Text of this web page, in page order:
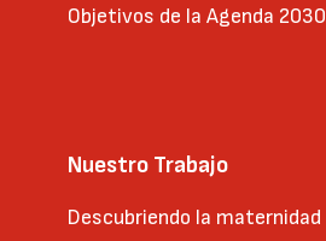
Objetivos de la Agenda 2030
Nuestro Trabajo
Descubriendo la maternidad